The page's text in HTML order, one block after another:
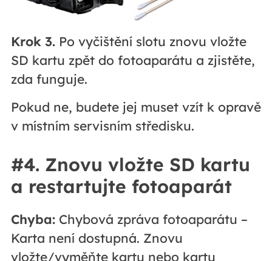
Krok 3.Po vyčištění slotu znovu vložte
SD kartu zpět do fotoaparátu a zjistěte,
zda funguje.
Pokud ne, budete jej muset vzít k opravě
v místním servisním středisku.
#4. Znovu vložte SD kartu
a restartujte fotoaparát
Chyba:Chybová zpráva fotoaparátu –
Karta není dostupná. Znovu
vložte/vyměňte kartu nebo kartu